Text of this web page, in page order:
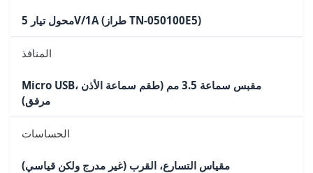
محول تيار 5V/1A (طراز TN-050100E5)
المنافذ
Micro USB، مقبس سماعة 3.5 مم (طقم سماعة الأذن
مرفق)
الحساسات
مقياس التسارع، القرب (غير مدرج ولكن قياسي)